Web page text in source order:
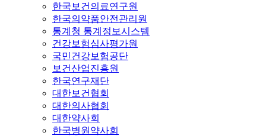
한국보건의료연구원
한국의약품안전관리원
통계청 통계정보시스템
건강보험심사평가원
국민건강보험공단
보건산업진흥원
한국연구재단
대한보건협회
대한의사협회
대한약사회
한국병원약사회